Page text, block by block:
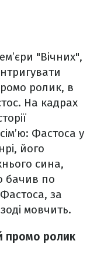
"Вічних",
ролик, в
На кадрах
сім’ю: Фастоса у
його
сина,
бачив по
Фастоса, за
мовчить.
промо ролик